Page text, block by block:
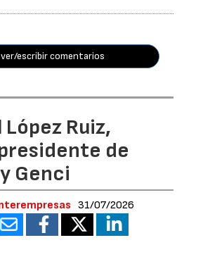
ver/escribir comentarios
Ruiz,
de
Genci
31/07/2026